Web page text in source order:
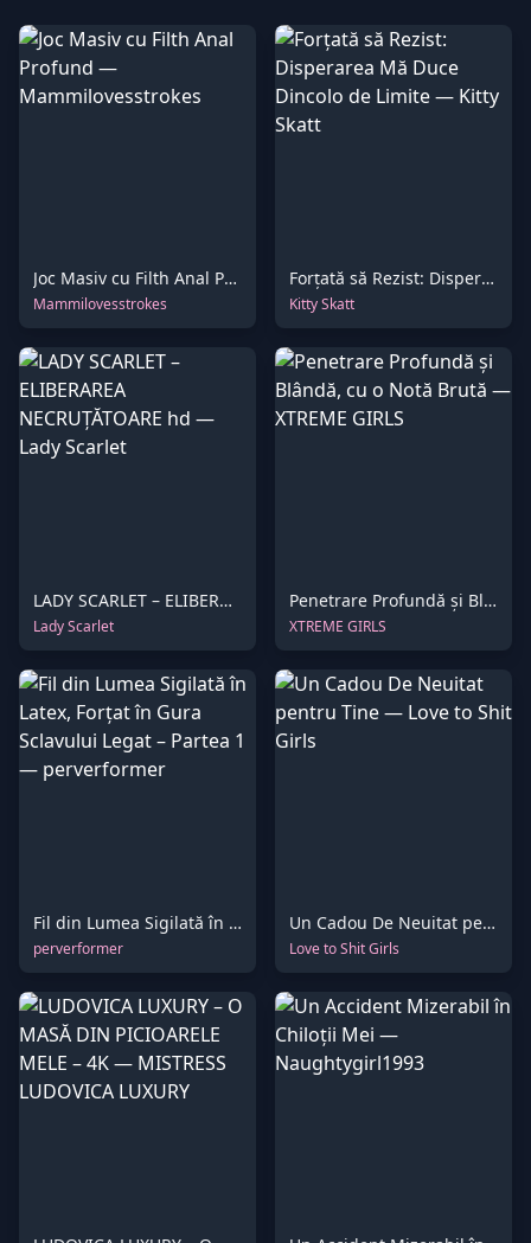
Joc Masiv cu Filth Anal Profund
Mammilovesstrokes
Forțată să Rezist: Disperarea Mă Duce Dincolo de Limite
Kitty Skatt
LADY SCARLET – ELIBERAREA NECRUȚĂTOARE hd
Lady Scarlet
Penetrare Profundă și Blândă, cu o Notă Brută
XTREME GIRLS
Fil din Lumea Sigilată în Latex, Forțat în Gura Sclavului Legat – Partea 1
perverformer
Un Cadou De Neuitat pentru Tine
Love to Shit Girls